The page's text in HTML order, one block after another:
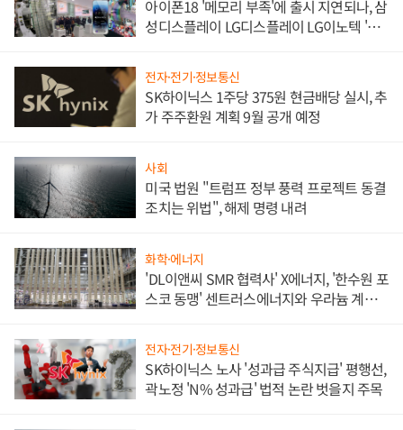
아이폰18 '메모리 부족'에 출시 지연되나, 삼
성디스플레이 LG디스플레이 LG이노텍 '탈
전자·전기·정보통신
SK하이닉스 1주당 375원 현금배당 실시, 추
가 주주환원 계획 9월 공개 예정
사회
미국 법원 "트럼프 정부 풍력 프로젝트 동결
조치는 위법", 해제 명령 내려
화학·에너지
'DL이앤씨 SMR 협력사' X에너지, '한수원 포
스코 동맹' 센트러스에너지와 우라늄 계약
전자·전기·정보통신
SK하이닉스 노사 '성과급 주식지급' 평행선,
곽노정 'N% 성과급' 법적 논란 벗을지 주목